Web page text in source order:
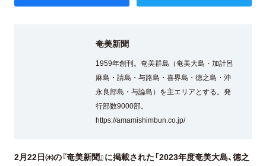
奄美新聞
1959年創刊。奄美群島（奄美大島・加計呂
麻島・請島・与路島・喜界島・徳之島・沖
永良部島・与論島）を主エリアとする。発
行部数9000部。
https://amamishimbun.co.jp/
2月22日㈭の『奄美新聞』に掲載された「2023年度奄美大島、徳之